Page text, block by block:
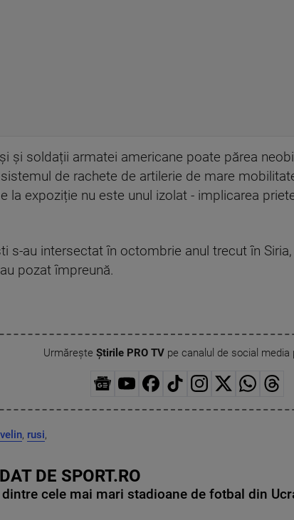
și soldații armatei americane poate părea
de rachete de artilerie de mare
la expoziție nu este unul izolat - implicarea
s-au intersectat în octombrie anul trecut în
pozat împreună.
Urmărește Știrile PRO TVpe canalul de social media
, rusi,
DE SPORT.RO
cele mai mari stadioane de fotbal din